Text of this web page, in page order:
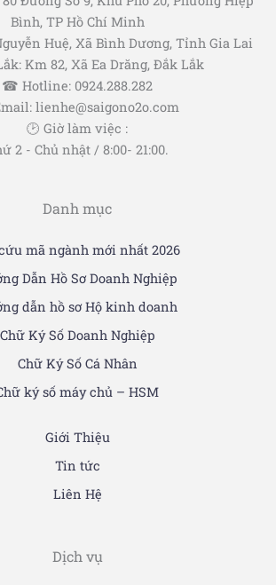
Bình, TP Hồ Chí Minh
Huệ, Xã Bình Dương, Tỉnh Gia Lai
Km 82, Xã Ea Drăng, Đắk Lắk
☎ Hotline: 0924.288.282
lienhe@saigono2o.com
🕑 Giờ làm việc :
2 - Chủ nhật / 8:00- 21:00.
Danh mục
mã ngành mới nhất 2026
Dẫn Hồ Sơ Doanh Nghiệp
dẫn hồ sơ Hộ kinh doanh
Chữ Ký Số Doanh Nghiệp
Chữ Ký Số Cá Nhân
ký số máy chủ – HSM
Giới Thiệu
Tin tức
Liên Hệ
Dịch vụ